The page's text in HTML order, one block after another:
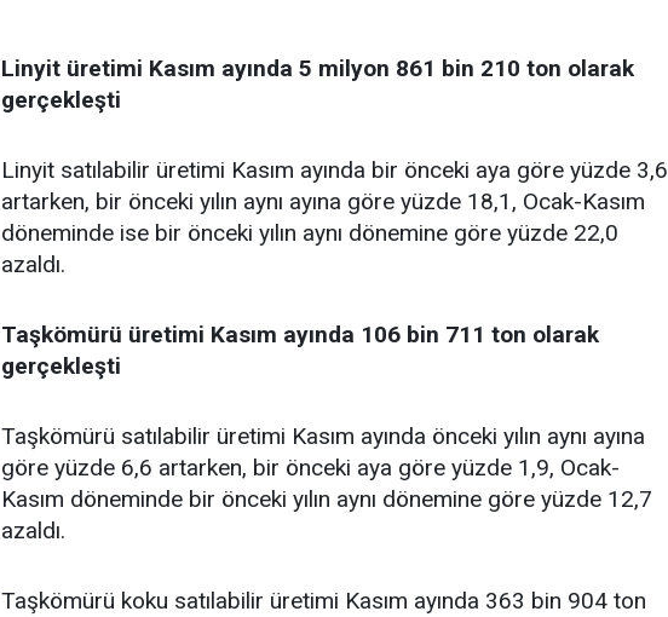
Linyit üretimi Kasım ayında 5 milyon 861 bin 210 ton olarak
gerçekleşti
Linyit satılabilir üretimi Kasım ayında bir önceki aya göre yüzde 3,6
artarken, bir önceki yılın aynı ayına göre yüzde 18,1, Ocak-Kasım
döneminde ise bir önceki yılın aynı dönemine göre yüzde 22,0
azaldı.
Taşkömürü üretimi Kasım ayında 106 bin 711 ton olarak
gerçekleşti
Taşkömürü satılabilir üretimi Kasım ayında önceki yılın aynı ayına
göre yüzde 6,6 artarken, bir önceki aya göre yüzde 1,9, Ocak-
Kasım döneminde bir önceki yılın aynı dönemine göre yüzde 12,7
azaldı.
Taşkömürü koku satılabilir üretimi Kasım ayında 363 bin 904 ton